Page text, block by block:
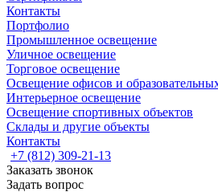
Контакты
Портфолио
Промышленное освещение
Уличное освещение
Торговое освещение
Освещение офисов и
Интерьерное освещение
Освещение спортивных объектов
Склады и другие объекты
Контакты
+7 (812) 309-21-13
Заказать звонок
Задать вопрос